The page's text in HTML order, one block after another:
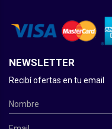
NEWSLETTER
Recibí ofertas en tu email